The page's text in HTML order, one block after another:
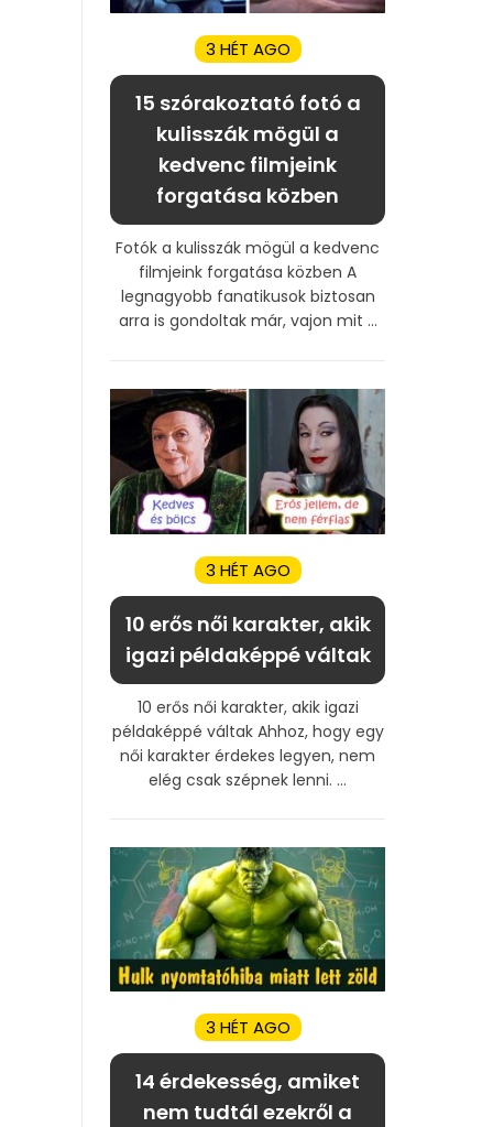
3 HÉT AGO
15 szórakoztató fotó a
kulisszák mögül a
kedvenc filmjeink
forgatása közben
Fotók a kulisszák mögül a kedvenc
filmjeink forgatása közben A
legnagyobb fanatikusok biztosan
arra is gondoltak már, vajon mit ...
3 HÉT AGO
10 erős női karakter, akik
igazi példaképpé váltak
10 erős női karakter, akik igazi
példaképpé váltak Ahhoz, hogy egy
női karakter érdekes legyen, nem
elég csak szépnek lenni. ...
3 HÉT AGO
14 érdekesség, amiket
nem tudtál ezekről a